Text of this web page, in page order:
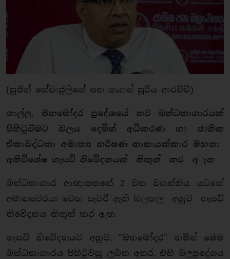
(සුජිත් හේවාජුලිගේ සහ ගයාන් සූරිය ආරච්චි)
ගාල්ල, මහමෝදර ප්‍රදේශයේ නව බන්ධනාගාරයක්
පිහිටුවීමට බලය දෙමින් අධිකරණ හා ජාතික
ඒකාබද්ධතා අමාත්‍ය හර්ෂණ නානායක්කාර මහතා
අතිවිශේෂ ගැසට් නිවේදනයක් නිකුත් කර අැත
බන්ධනාගාර ආඥාපනතේ 2 වන වගන්තිය යටතේ
අමාත්‍යවරයා වෙත පැවරී ඇති බලතල අනුව ගැසට්
නිවේදනය නිකුත් කර ඇත.
ගැසට් නිවේදනයට අනුව, "මහමෝදර" නමින් මෙම
බන්ධනාගාරය පිහිටුවනු ලබන අතර, එහි බලප්‍රදේශය